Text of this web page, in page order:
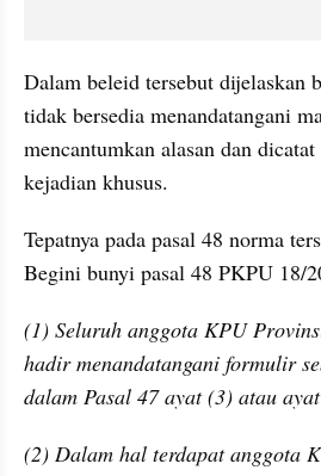
Dalam beleid tersebut dijelaskan
tidak bersedia menandatangani
mencantumkan alasan dan
kejadian khusus.
Tepatnya pada pasal 48 norma
Begini bunyi pasal 48 PKPU 18/
(1) Seluruh anggota KPU
hadir menandatangani formulir
dalam Pasal 47 ayat (3) atau
(2) Dalam hal terdapat anggota